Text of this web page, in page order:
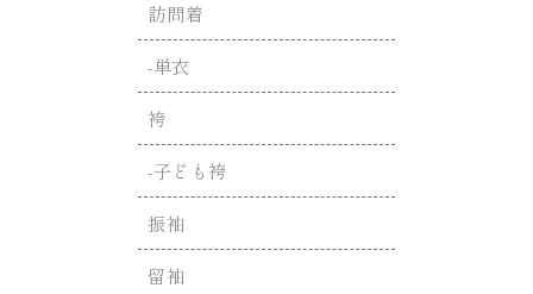
訪問着
-単衣
袴
-子ども袴
振袖
留袖